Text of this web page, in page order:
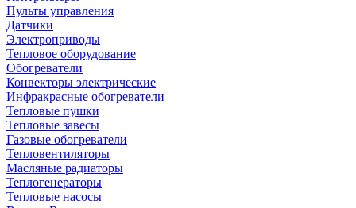
Пульты управления
Датчики
Электроприводы
Тепловое оборудование
Обогреватели
Конвекторы электрические
Инфракрасные обогреватели
Тепловые пушки
Тепловые завесы
Газовые обогреватели
Тепловентиляторы
Масляные радиаторы
Теплогенераторы
Тепловые насосы